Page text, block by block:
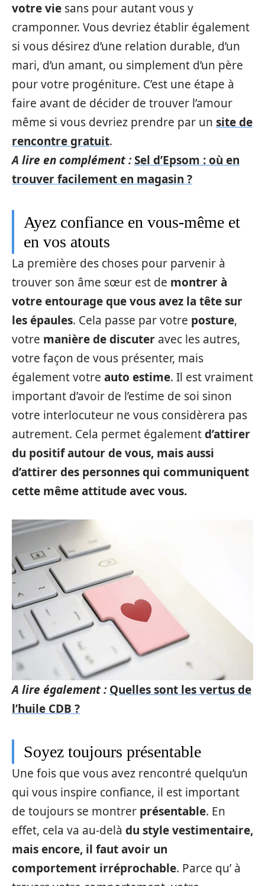
votre vie sans pour autant vous y
cramponner. Vous devriez établir également
si vous désirez d’une relation durable, d’un
mari, d’un amant, ou simplement d’un père
pour votre progéniture. C’est une étape à
faire avant de décider de trouver l’amour
même si vous devriez prendre par un site de
rencontre gratuit.
A lire en complément :Sel d’Epsom : où en
trouver facilement en magasin ?
Ayez confiance en vous-même et
en vos atouts
La première des choses pour parvenir à
trouver son âme sœur est de montrer à
votre entourage que vous avez la tête sur
les épaules. Cela passe par votre posture,
votre manière de discuter avec les autres,
votre façon de vous présenter, mais
également votre auto estime. Il est vraiment
important d’avoir de l’estime de soi sinon
votre interlocuteur ne vous considèrera pas
autrement. Cela permet égalementd’attirer
du positif autour de vous, mais aussi
d’attirer des personnes qui communiquent
cette même attitude avec vous.
A lire également : Quelles sont les vertus de
l’huile CDB ?
Soyez toujours présentable
Une fois que vous avez rencontré quelqu’un
qui vous inspire confiance, il est important
de toujours se montrer présentable. En
effet, cela va au-delà du style vestimentaire,
mais encore, il faut avoir un
comportement irréprochable. Parce qu’ à